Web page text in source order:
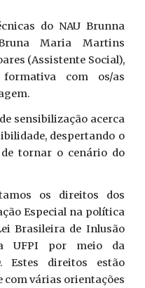
do NAU Brunna
Maria Martins
(Assistente Social),
com os/as
sensibilização acerca
despertando o
de tornar o cenário do
os direitos dos
Especial na política
Brasileira de Inlusão
UFPI por meio da
Estes direitos estão
com várias orientações